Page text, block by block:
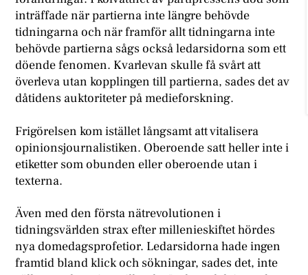
inträffade när partierna inte längre behövde
tidningarna och när framför allt tidningarna inte
behövde partierna sågs också ledarsidorna som ett
döende fenomen. Kvarlevan skulle få svårt att
överleva utan kopplingen till partierna, sades det av
dåtidens auktoriteter på medieforskning.
Frigörelsen kom istället långsamt att vitalisera
opinionsjournalistiken. Oberoende satt heller inte i
etiketter som obunden eller oberoende utan i
texterna.
Även med den första nätrevolutionen i
tidningsvärlden strax efter millenieskiftet hördes
nya domedagsprofetior. Ledarsidorna hade ingen
framtid bland klick och sökningar, sades det, inte